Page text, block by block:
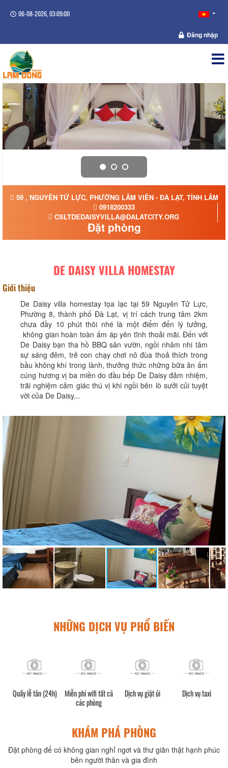
06-08-2026, 03:09:01
Đăng nhập
59 , NGUYÊN TỬ LỰC, PHƯỜNG LÂM VIÊN - ĐÀ LẠT, TỈNH LÂM
0918200333
CSLTDEDAISYVILLA@DALATCITY.ORG
Đặt phòng
DE DAISY VILLA HOMESTAY
Giới thiệu
De Daisy villa homestay tọa lạc tại 59 Nguyên Tử Lực,
Phường 8, thành phố Đà Lạt, vị trí cách trung tâm 2km
chưa đầy 10 phút thôi nhé là một điểm đến lý tưởng,
không gian hoàn toàn ấm áp yên tĩnh thoải mãi. Đến với
De Daisy bạn tha hồ BBQ sân vườn, ngồi nhâm nhi tâm
sự sáng đêm, trẻ con chạy chơi nô đùa thoả thích trong
bầu không khí trong lành, thưởng thức những bữa ăn ấm
cúng hương vị ba miền do đầu bếp De Daisy đảm nhiệm,
trãi nghiệm cảm giác thú vị khi ngồi bên lò sưởi củi tuyệt
vời của De Daisy...
NHỮNG DỊCH VỤ PHỔ BIẾN
Quầy lễ tân (24h)
Miễn phí wifi tất cả
các phòng
Dịch vụ giặt ủi Dịch vụ taxi
KHÁM PHÁ PHÒNG
Đặt phòng để có không gian nghỉ ngơi và thư giãn thật hạnh phúc
bên người thân và gia đình